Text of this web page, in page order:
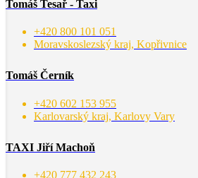
Tomáš Tesař - Taxi
+420 800 101 051
Moravskoslezský kraj, Kopřivnice
Tomáš Černík
+420 602 153 955
Karlovarský kraj, Karlovy Vary
TAXI Jiří Machoň
+420 777 432 243